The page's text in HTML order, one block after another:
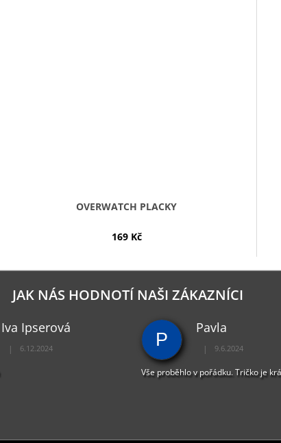
OVERWATCH PLACKY
169 Kč
JAK NÁS HODNOTÍ NAŠI ZÁKAZNÍCI
Iva Ipserová
Hodnocení obchodu je 5 z 5 hvězdiček.
| 6.12.2024 P
Pavla
Hodnocení obchodu
| 9.6.2024
Vše proběhlo v pořádku. Tričko je